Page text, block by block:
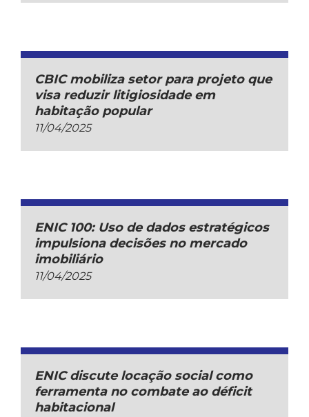
CBIC mobiliza setor para projeto que
visa reduzir litigiosidade em
habitação popular
11/04/2025
ENIC 100: Uso de dados estratégicos
impulsiona decisões no mercado
imobiliário
11/04/2025
ENIC discute locação social como
ferramenta no combate ao déficit
habitacional